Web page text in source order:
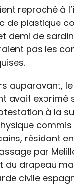
reproché à
de plastique
demi de
pas les
auparavant, le
avait exprimé
à la
résidant
par
du drapeau
civile